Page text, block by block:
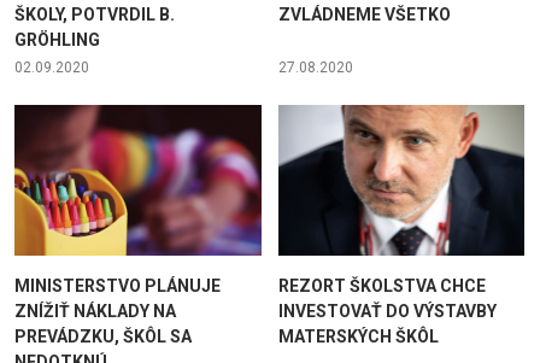
ŠKOLY, POTVRDIL B.
GRÖHLING
02.09.2020
ZVLÁDNEME VŠETKO
27.08.2020
MINISTERSTVO PLÁNUJE
ZNÍŽIŤ NÁKLADY NA
PREVÁDZKU, ŠKÔL SA
REZORT ŠKOLSTVA CHCE
INVESTOVAŤ DO VÝSTAVBY
MATERSKÝCH ŠKÔL